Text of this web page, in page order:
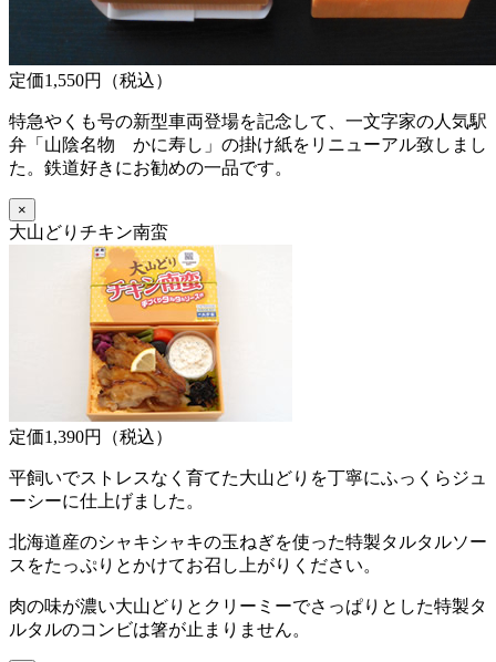
定価1,550円（税込）
特急やくも号の新型車両登場を記念して、一文字家の人気駅
弁「山陰名物 かに寿し」の掛け紙をリニューアル致しまし
た。鉄道好きにお勧めの一品です。
×
大山どりチキン南蛮
定価1,390円（税込）
平飼いでストレスなく育てた大山どりを丁寧にふっくらジュ
ーシーに仕上げました。
北海道産のシャキシャキの玉ねぎを使った特製タルタルソー
スをたっぷりとかけてお召し上がりください。
肉の味が濃い大山どりとクリーミーでさっぱりとした特製タ
ルタルのコンビは箸が止まりません。